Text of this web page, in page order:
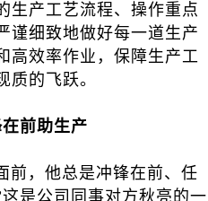
生产工艺流程、操作重点
谨细致地做好每一道生产
高效率作业，保障生产工
质的飞跃。
前助生产
前，他总是冲锋在前、任
是公司同事对方秋亮的一